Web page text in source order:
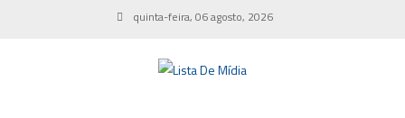
quinta-feira, 06 agosto, 2026